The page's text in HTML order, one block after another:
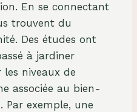
En se connectant
trouvent du
Des études ont
à jardiner
niveaux de
associée au bien-
Par exemple, une